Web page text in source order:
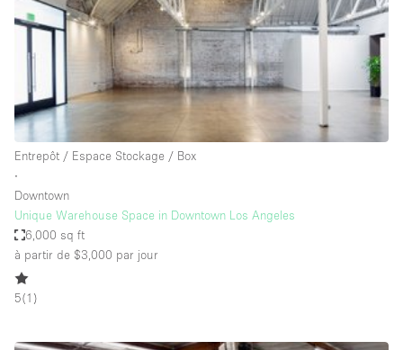
Salle
Salle de Conférence
Salle de Réunion
Salon / Festival
Salon Beauté / Coiffure
Étal de Marché
Caractéristiques de l'espace
Air conditionné
Entrepôt / Espace Stockage / Box
∙
Downtown
Unique Warehouse Space in Downtown Los Angeles
6,000 sq ft
à partir de $3,000 par jour
5(1 )